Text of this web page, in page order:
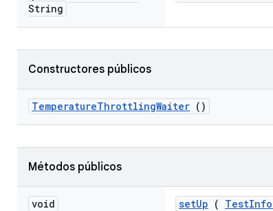
String
Constructores públicos
TemperatureThrottlingWaiter ()
Métodos públicos
void setUp ( Test